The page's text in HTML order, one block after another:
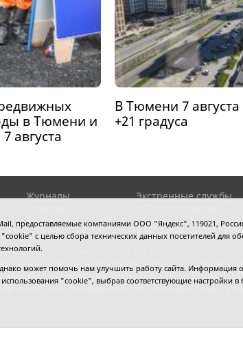
в Тюмени и
августа
В Тюмени 7
+21 градуса
Журналы
RSS поток
Экстренные службы
Сведения об
организации
81,
релизов: tumentoday@obl72.ru. Отдел
область сегодня», свидетельство о
и массовых коммуникаций (Роскомнадзор).
предоставляемые компаниями ООО "Яндекс", 119021,
с целью сбора технических данных посетителей для
может помочь нам улучшить работу сайта. Информация
"cookie", выбрав соответствующие настройки в